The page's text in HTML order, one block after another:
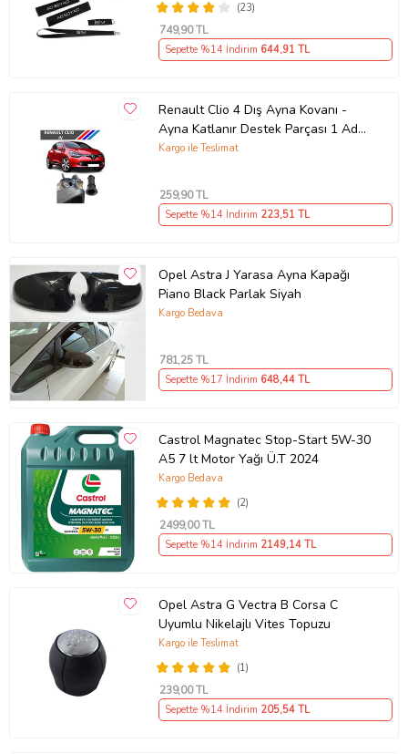
(23)
749,90 TL
Sepette %14 İndirim 644,91 TL
Renault Clio 4 Dış Ayna Kovanı -
Ayna Katlanır Destek Parçası 1 Adet
490307706 M3625
Kargo ile Teslimat
259,90 TL
Sepette %14 İndirim 223,51 TL
Opel Astra J Yarasa Ayna Kapağı
Piano Black Parlak Siyah
Kargo Bedava
781,25 TL
Sepette %17 İndirim 648,44 TL
Castrol Magnatec Stop-Start 5W-30
A5 7 lt Motor Yağı Ü.T 2024
(2)
Kargo Bedava
2499,00 TL
Sepette %14 İndirim 2149,14 TL
Opel Astra G Vectra B Corsa C
Uyumlu Nikelajlı Vites Topuzu
(1)
Kargo ile Teslimat
239,00 TL
Sepette %14 İndirim 205,54 TL